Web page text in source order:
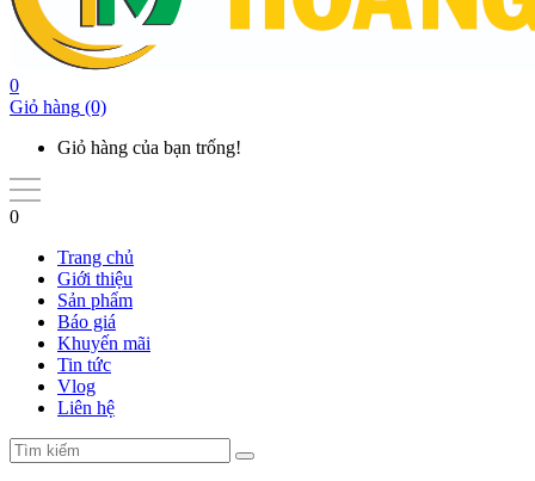
0
Giỏ hàng (0)
Giỏ hàng của bạn trống!
0
Trang chủ
Giới thiệu
Sản phẩm
Báo giá
Khuyến mãi
Tin tức
Vlog
Liên hệ